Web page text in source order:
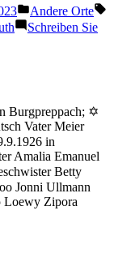
Veröffentlicht
in
Andere Orte
Schreiben Sie
Burgpreppach; ✡
Vater Meier
in
Amalia Emanuel
Betty
Jonni Ullmann
Loewy Zipora